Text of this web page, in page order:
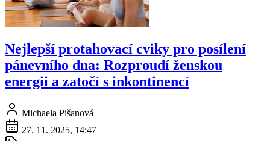
Nejlepší protahovací cviky pro posílení
pánevního dna: Rozproudí ženskou
energii a zatočí s inkontinencí
Michaela Pišanová
27. 11. 2025, 14:47